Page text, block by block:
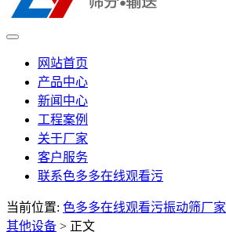
网站首页
产品中心
新闻中心
工程案例
关于厂家
客户服务
联系色多多在线观看污
当前位置: 色多多在线观看污振动筛厂家
其他设备 > 正文